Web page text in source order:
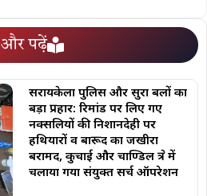
और पढ़ें
सरायकेला पुलिस और सुरक्षा बलों का
बड़ा प्रहार: रिमांड पर लिए गए
नक्सलियों की निशानदेही पर
हथियारों व बारूद का जखीरा
बरामद, कुचाई और चाण्डिल क्षेत्र में
चलाया गया संयुक्त सर्च ऑपरेशन